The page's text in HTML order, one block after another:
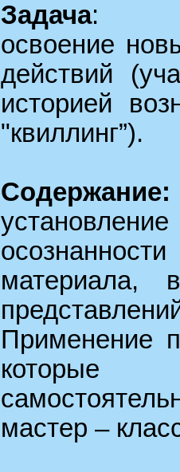
Задача:
освоение
действий
историей
"квиллинг”).
Содержание:
материала,
Применение
которые
мастер –